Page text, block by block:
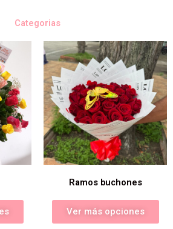
Categorias
Ramos buchones
Ver más opciones